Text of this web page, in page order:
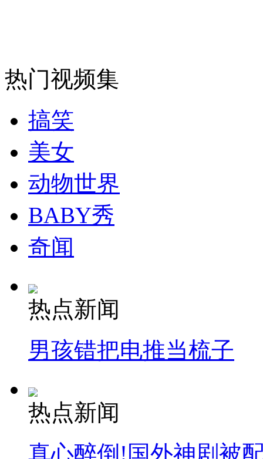
消防员救轻生者 花炮节热闹非凡
司机酒驾遇交警 急速倒车逃窜
热门视频集
搞笑
美女
动物世界
BABY秀
奇闻
热点新闻
男孩错把电推当梳子
热点新闻
真心醉倒!国外神剧被